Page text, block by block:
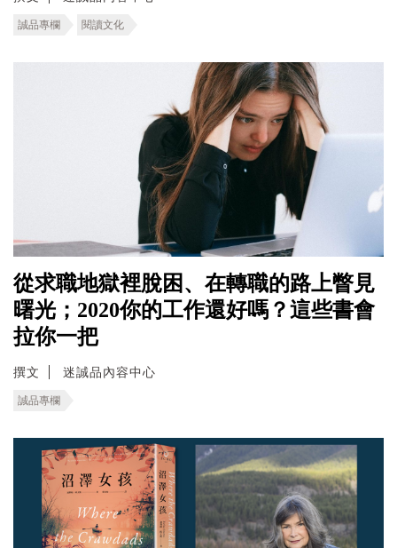
誠品專欄 閱讀文化
從求職地獄裡脫困、在轉職的路上瞥見
曙光；2020你的工作還好嗎？這些書會
拉你一把
撰文 迷誠品內容中心
誠品專欄